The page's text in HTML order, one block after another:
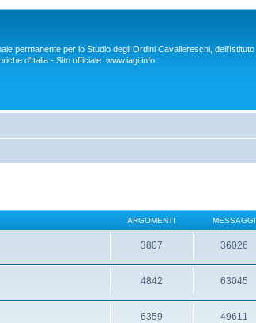
permanente per lo Studio degli Ordini Cavallereschi, dell’Istituto
d'Italia - Sito ufficiale: www.iagi.info
ARGOMENTI MESSAGGI
3807 36026
4842 63045
6359 49611